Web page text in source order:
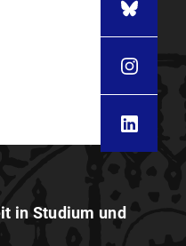
in Studium und